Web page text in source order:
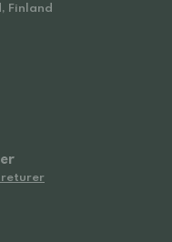
Finland
returer